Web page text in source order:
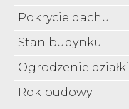
Pokrycie dachu
Stan budynku
Ogrodzenie działki
Rok budowy